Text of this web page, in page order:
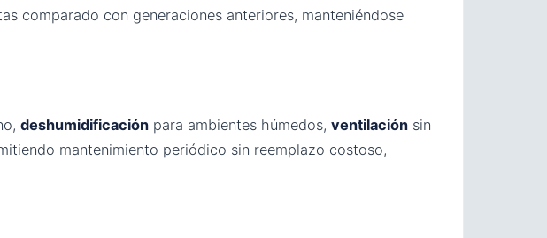
comparado con generaciones anteriores, manteniéndose
deshumidificación para ambientes húmedos, ventilación sin
mantenimiento periódico sin reemplazo costoso,